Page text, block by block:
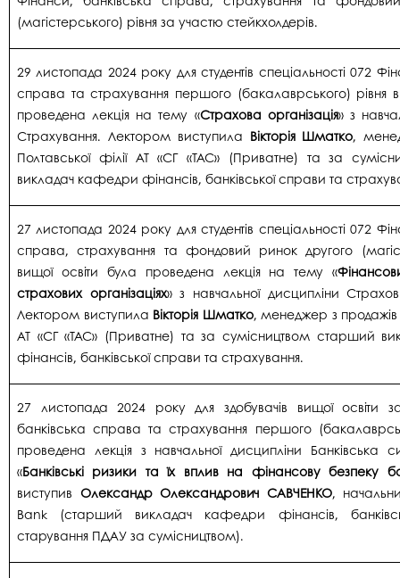
(магістерського) рівня за участю стейкхолдерів.
29 листопада 2024 року для студентів спеціальності 072
справа та страхування першого (бакалаврського) рівня
проведена лекція на тему «Страхова організація» з
Страхування. Лектором виступила Вікторія Шматко,
Полтавської філії АТ «СГ «ТАС» (Приватне) та за
викладач кафедри фінансів, банківської справи та
27 листопада 2024 року для студентів спеціальності 072
справа, страхування та фондовий ринок другого
вищої освіти була проведена лекція на тему «
страхових організаціях» з навчальної дисципліни
Лектором виступила Вікторія Шматко, менеджер з продажів
АТ «СГ «ТАС» (Приватне) та за сумісництвом старший
фінансів, банківської справи та страхування.
27 листопада 2024 року для здобувачів вищої освіти
банківська справа та страхування першого
проведена лекція з навчальної дисципліни Банківська
«Банківські ризики та їх вплив на фінансову безпеку
виступив Олександр Олександрович САВЧЕНКО,
Bank (старший викладач кафедри фінансів,
старування ПДАУ за сумісництвом).